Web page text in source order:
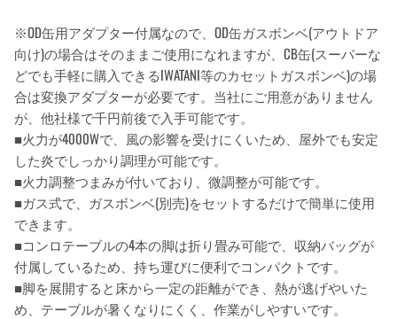
※OD缶用アダプター付属なので、OD缶ガスボンベ(アウトドア
向け)の場合はそのままご使用になれますが、CB缶(スーパーな
どでも手軽に購入できるIWATANI等のカセットガスボンベ)の場
合は変換アダプターが必要です。当社にご用意がありません
が、他社様で千円前後で入手可能です。
■火力が4000Wで、風の影響を受けにくいため、屋外でも安定
した炎でしっかり調理が可能です。
■火力調整つまみが付いており、微調整が可能です。
■ガス式で、ガスボンベ(別売)をセットするだけで簡単に使用
できます。
■コンロテーブルの4本の脚は折り畳み可能で、収納バッグが
付属しているため、持ち運びに便利でコンパクトです。
■脚を展開すると床から一定の距離ができ、熱が逃げやいた
め、テーブルが暑くなりにくく、作業がしやすいです。